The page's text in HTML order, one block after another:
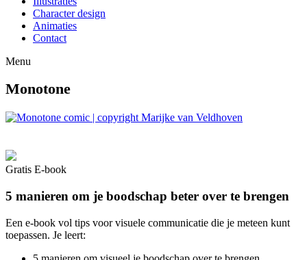
Character design
Animaties
Contact
Menu
Monotone
Gratis E-book
5 manieren om je boodschap beter over te brengen
Een e-book vol tips voor visuele communicatie die je meteen kunt
toepassen. Je leert: